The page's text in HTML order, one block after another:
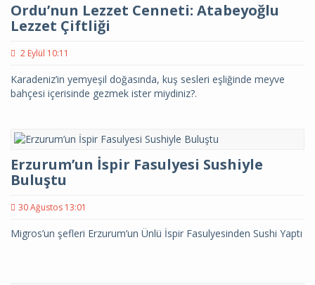
Ordu’nun Lezzet Cenneti: Atabeyoğlu
Lezzet Çiftliği
2 Eylül 10:11
Karadeniz’in yemyeşil doğasında, kuş sesleri eşliğinde meyve
bahçesi içerisinde gezmek ister miydiniz?.
Erzurum’un İspir Fasulyesi Sushiyle
Buluştu
30 Ağustos 13:01
Migros’un şefleri Erzurum’un Ünlü İspir Fasulyesinden Sushi Yaptı